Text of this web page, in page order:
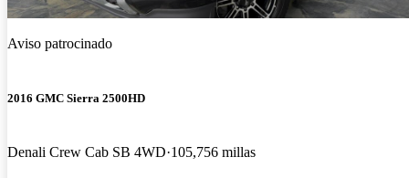
Aviso patrocinado
2016 GMC Sierra 2500HD
Denali Crew Cab SB 4WD 105,756 millas